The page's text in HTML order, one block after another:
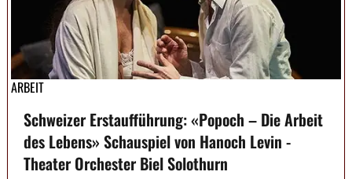
ARBEIT
Schweizer Erstaufführung: «Popoch – Die Arbeit
des Lebens» Schauspiel von Hanoch Levin -
Theater Orchester Biel Solothurn